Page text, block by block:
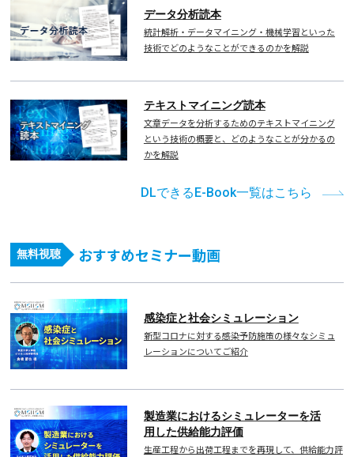
データ分析読本
統計解析・データマイニング・機械学習といった
技術でどのようなことができるのかを解説
テキストマイニング読本
文章データを分析するためのテキストマイニング
という技術の概要と、どのようなことが分かるの
かを解説
DLできるE-Book一覧はこちら
無料視聴 おすすめセミナー動画
感染症と社会シミュレーション
新型コロナに対する感染予防施策の様々なシミュ
レーションについてご紹介
製造業におけるシミュレーターを活
用した供給能力評価
生産工程から出荷工程までを再現して、供給能力評